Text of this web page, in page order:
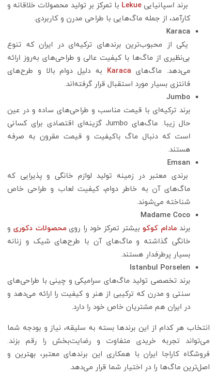
برند اسپانیایی Lekue با تمرکز بر تولید محصولات خلاقانه و
کارآمد، از جمله ماگ‌هایی با طراحی مدرن و کاربردی.
Karaca
یکی از محبوب‌ترین برندهای ترکیه‌ای در ایران که تنوع
بی‌نظیری از ماگ‌ها با کیفیت عالی و طراحی‌های به‌روز ارائه
می‌دهد. ماگ‌های Karaca به دلیل دوام بالا و طرح‌های
فانتزی بسیار مورد استقبال قرار گرفته‌اند.
Jumbo
برند ترکیه‌ای با قیمت مناسب و طراحی‌های ساده و در عین
حال زیبا. ماگ‌های Jumbo گزینه‌ای اقتصادی برای کسانی
است که دنبال ماگ باکیفیت و قیمت مقرون به صرفه
هستند.
Emsan
برندی معتبر در زمینه تولید لوازم خانگی و پذیرایی که
ماگ‌های آن به خاطر دوام، کیفیت لعاب و طراحی خاص
شناخته می‌شوند.
Madame Coco
برندمادام کوکو بیشتر تمرکز خود را رویمحصولات دکوری و
خانگی گذاشته و ماگ‌های آن با طرح‌های شیک و زنانه
بسیار پرطرفدار هستند.
Istanbul Porselen
برند تخصصی تولید ماگ‌های سرامیکی و چینی با طراحی‌های
سنتی و مدرن که ترکیبی از هنر و کیفیت را ارائه می‌دهد و
در ایران هم مشتریان خاص خود را دارد.
انتخاب هر کدام از این برندها بسته به سلیقه، نیاز و بودجه شما
می‌تواند تجربه خریدی متفاوت و رضایت‌بخش را رقم بزند.
فروشگاه کاراجا ایران با همکاری این برندهای معتبر، بهترین و
اصل‌ترین ماگ‌ها را در اختیار شما قرار می‌دهد.